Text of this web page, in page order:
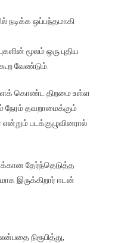
நடிக்க ஒப்பந்தமாகி
மூலம் ஒரு புதிய
வேண்டும்.
கொண்ட திறமை உள்ள
நேரம் தவறாமைக்கும்
படக்குழுவினரால்
தேர்ந்தெடுத்த
இருக்கிறார் ஈடன்
நிரூபித்து,